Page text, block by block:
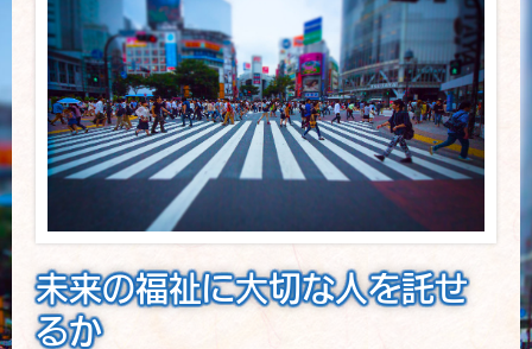
未来の福祉に大切な人を託せ
るか